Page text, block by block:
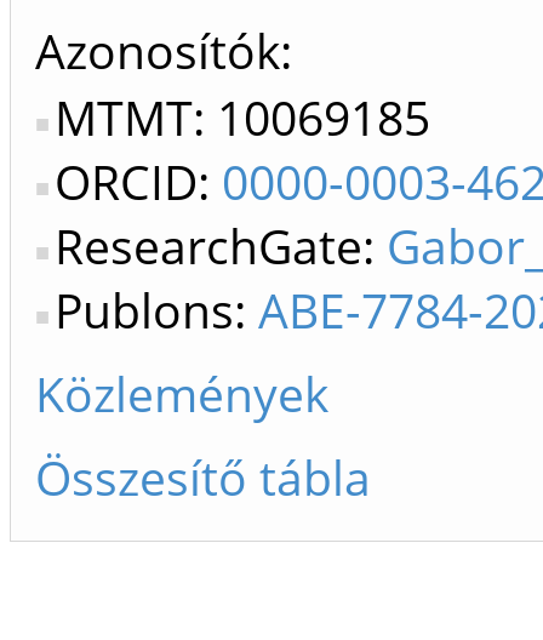
Azonosítók
MTMT: 10069185
ORCID: 0000-0003-
ResearchGate:
Publons: ABE-7784-
Közlemények
Összesítő tábla